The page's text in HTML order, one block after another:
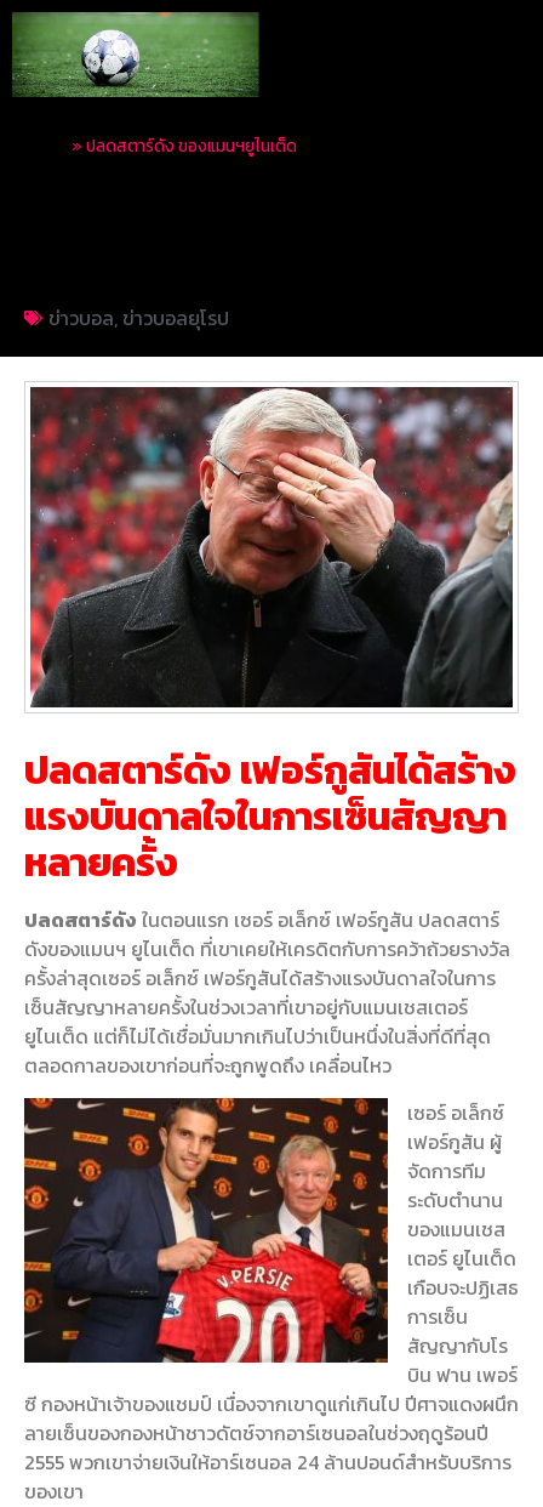
» ปลดสตาร์ดัง ของแมนฯยูไนเต็ด
ข่าวบอล, ข่าวบอลยุโรป
ปลดสตาร์ดัง เฟอร์กูสันได้สร้าง
แรงบันดาลใจในการเซ็นสัญญา
หลายครั้ง
ปลดสตาร์ดัง ในตอนแรก เซอร์ อเล็กซ์ เฟอร์กูสัน ปลดสตาร์
ดังของแมนฯ ยูไนเต็ด ที่เขาเคยให้เครดิตกับการคว้าถ้วยรางวัล
ครั้งล่าสุดเซอร์ อเล็กซ์ เฟอร์กูสันได้สร้างแรงบันดาลใจในการ
เซ็นสัญญาหลายครั้งในช่วงเวลาที่เขาอยู่กับแมนเชสเตอร์
ยูไนเต็ด แต่ก็ไม่ได้เชื่อมั่นมากเกินไปว่าเป็นหนึ่งในสิ่งที่ดีที่สุด
ตลอดกาลของเขาก่อนที่จะถูกพูดถึง เคลื่อนไหว
เซอร์ อเล็กซ์
เฟอร์กูสัน ผู้
จัดการทีม
ระดับตำนาน
ของแมนเชส
เตอร์ ยูไนเต็ด
เกือบจะปฏิเสธ
การเซ็น
สัญญากับโร
บิน ฟาน เพอร์
ซี กองหน้าเจ้าของแชมป์ เนื่องจากเขาดูแก่เกินไป ปีศาจแดงผนึก
ลายเซ็นของกองหน้าชาวดัตช์จากอาร์เซนอลในช่วงฤดูร้อนปี
2555 พวกเขาจ่ายเงินให้อาร์เซนอล 24 ล้านปอนด์สำหรับบริการ
ของเขา